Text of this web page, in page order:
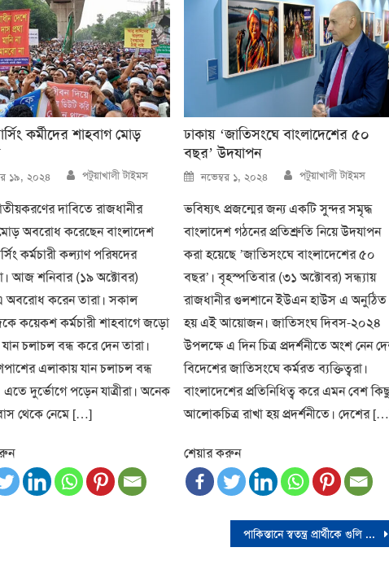
কর্মীদের শাহবাগ মোড়
১৯, ২০২৪ Author
পটুয়াখালী টাইমস
দাবিতে রাজধানীর
অবরোধ করেছেন বাংলাদেশ
কর্মচারী কল্যাণ পরিষদের
আজ শনিবার (১৯ অক্টোবর)
অবরোধ করেন তারা। সকাল
কয়েকশ কর্মচারী শাহবাগে জড়ো
চলাচল বন্ধ করে দেন তারা।
এলাকায় যান চলাচল বন্ধ
এতে দুর্ভোগে পড়েন যাত্রীরা। অনেক
থেকে নেমে […]
ঢাকায় ‘জাতিসংঘে বাংলাদেশের ৫০
বছর’ উদযাপন
Posted
on
নভেম্বর ১, ২০২৪ Author
পটুয়াখালী টাইমস
ভবিষ্যৎ প্রজন্মের জন্য একটি সুন্দর সমৃদ্ধ
বাংলাদেশ গঠনের প্রতিশ্রুতি নিয়ে উদযাপন
করা হয়েছে ’জাতিসংঘে বাংলাদেশের ৫০
বছর’। বৃহস্পতিবার (৩১ অক্টোবর) সন্ধ্যায়
রাজধানীর গুলশানে ইউএন হাউস এ অনুঠিত
হয় এই আয়োজন। জাতিসংঘ দিবস-২০২৪
উপলক্ষে এ দিন চিত্র প্রদর্শনীতে অংশ নেন
বিদেশের জাতিসংঘে কর্মরত ব্যক্তিত্বরা।
বাংলাদেশের প্রতিনিধিত্ব করে এমন বেশ
আলোকচিত্র রাখা হয় প্রদর্শনীতে। দেশের
শেয়ার করুন
পাকিস্তানে স্বতন্ত্র প্রার্থীকে গুলি করে হত্যা